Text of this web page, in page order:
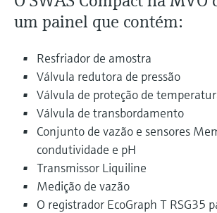
um painel que contém:
Resfriador de amostra
Válvula redutora de pressão
Válvula de proteção de
Válvula de transbordamento
Conjunto de vazão e sensores
condutividade e pH
Transmissor Liquiline
Medição de vazão
O registrador EcoGraph T RSG35